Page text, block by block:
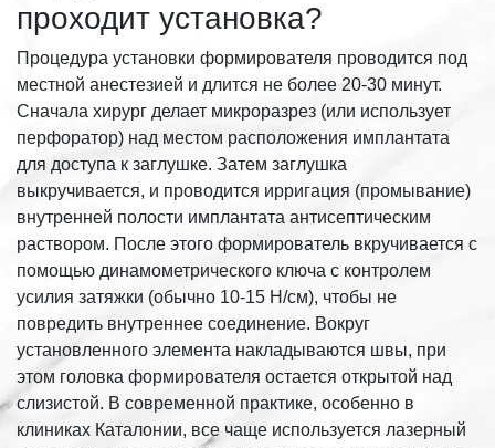
проходит установка?
Процедура установки формирователя проводится под
местной анестезией и длится не более 20-30 минут.
Сначала хирург делает микроразрез (или использует
перфоратор) над местом расположения имплантата
для доступа к заглушке. Затем заглушка
выкручивается, и проводится ирригация (промывание)
внутренней полости имплантата антисептическим
раствором. После этого формирователь вкручивается с
помощью динамометрического ключа с контролем
усилия затяжки (обычно 10-15 Н/см), чтобы не
повредить внутреннее соединение. Вокруг
установленного элемента накладываются швы, при
этом головка формирователя остается открытой над
слизистой. В современной практике, особенно в
клиниках Каталонии, все чаще используется лазерный